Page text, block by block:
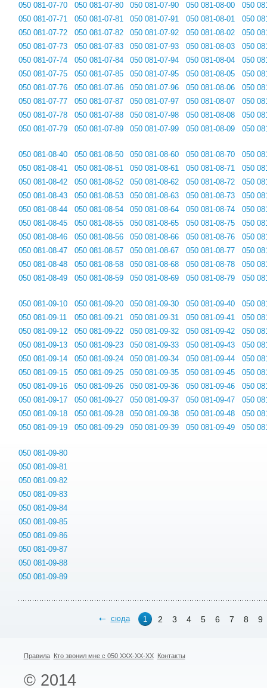
050 081-07-70
050 081-07-71
050 081-07-72
050 081-07-73
050 081-07-74
050 081-07-75
050 081-07-76
050 081-07-77
050 081-07-78
050 081-07-79
050 081-07-80
050 081-07-81
050 081-07-82
050 081-07-83
050 081-07-84
050 081-07-85
050 081-07-86
050 081-07-87
050 081-07-88
050 081-07-89
050 081-07-90
050 081-07-91
050 081-07-92
050 081-07-93
050 081-07-94
050 081-07-95
050 081-07-96
050 081-07-97
050 081-07-98
050 081-07-99
050 081-08-00
050 081-08-01
050 081-08-02
050 081-08-03
050 081-08-04
050 081-08-05
050 081-08-06
050 081-08-07
050 081-08-08
050 081-08-09
050
050
050
050
050
050
050
050
050
050
050 081-08-40
050 081-08-41
050 081-08-42
050 081-08-43
050 081-08-44
050 081-08-45
050 081-08-46
050 081-08-47
050 081-08-48
050 081-08-49
050 081-08-50
050 081-08-51
050 081-08-52
050 081-08-53
050 081-08-54
050 081-08-55
050 081-08-56
050 081-08-57
050 081-08-58
050 081-08-59
050 081-08-60
050 081-08-61
050 081-08-62
050 081-08-63
050 081-08-64
050 081-08-65
050 081-08-66
050 081-08-67
050 081-08-68
050 081-08-69
050 081-08-70
050 081-08-71
050 081-08-72
050 081-08-73
050 081-08-74
050 081-08-75
050 081-08-76
050 081-08-77
050 081-08-78
050 081-08-79
050
050
050
050
050
050
050
050
050
050
050 081-09-10
050 081-09-11
050 081-09-12
050 081-09-13
050 081-09-14
050 081-09-15
050 081-09-16
050 081-09-17
050 081-09-18
050 081-09-19
050 081-09-20
050 081-09-21
050 081-09-22
050 081-09-23
050 081-09-24
050 081-09-25
050 081-09-26
050 081-09-27
050 081-09-28
050 081-09-29
050 081-09-30
050 081-09-31
050 081-09-32
050 081-09-33
050 081-09-34
050 081-09-35
050 081-09-36
050 081-09-37
050 081-09-38
050 081-09-39
050 081-09-40
050 081-09-41
050 081-09-42
050 081-09-43
050 081-09-44
050 081-09-45
050 081-09-46
050 081-09-47
050 081-09-48
050 081-09-49
050
050
050
050
050
050
050
050
050
050
050 081-09-80
050 081-09-81
050 081-09-82
050 081-09-83
050 081-09-84
050 081-09-85
050 081-09-86
050 081-09-87
050 081-09-88
050 081-09-89
сюда 1 2 3 4 5 6 7 8 9
Правила Кто звонил мне с 050 XXX-XX-XX Контакты
© 2014